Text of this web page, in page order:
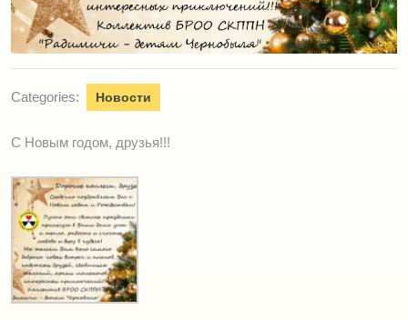
Categories: Новости
С Новым годом, друзья!!!